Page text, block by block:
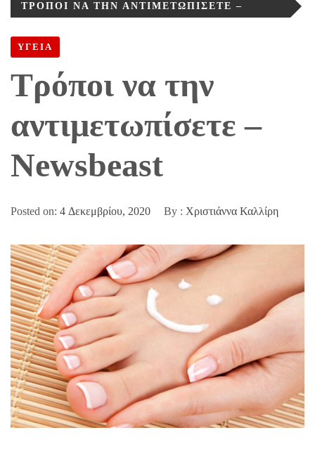
ΤΡΌΠΟΙ ΝΑ ΤΗΝ ΑΝΤΙΜΕΤΩΠΊΣΕΤΕ –
ΥΓΕΙΑ
Τρόποι να την
αντιμετωπίσετε –
Newsbeast
Posted on: 4 Δεκεμβρίου, 2020 By : Χριστιάννα Καλλίρη